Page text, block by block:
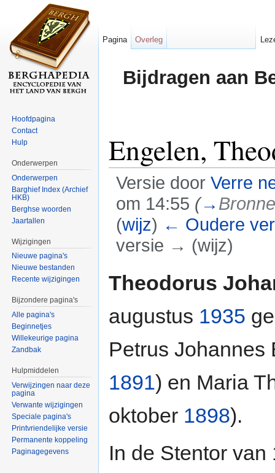
Bijdragen aan
Engelen,
Versie door Verre
om 14:55 (→
(wijz) ← Oudere
versie → (wijz)
Theodorus
augustus 1935
Petrus Johannes
1891) en Maria
oktober 1898).
In de Stentor
Pagina Overleg
Hoofdpagina
Contact
Hulp
Onderwerpen
Onderwerpen
Barghief Index (Archief
HKB)
Berghse woorden
Jaartallen
Wijzigingen
Nieuwe pagina's
Nieuwe bestanden
Recente wijzigingen
Bijzondere pagina's
Alle pagina's
Beginnetjes
Willekeurige pagina
Zandbak
Hulpmiddelen
Verwijzingen naar deze
pagina
Verwante wijzigingen
Speciale pagina's
Printvriendelijke versie
Permanente koppeling
Paginagegevens